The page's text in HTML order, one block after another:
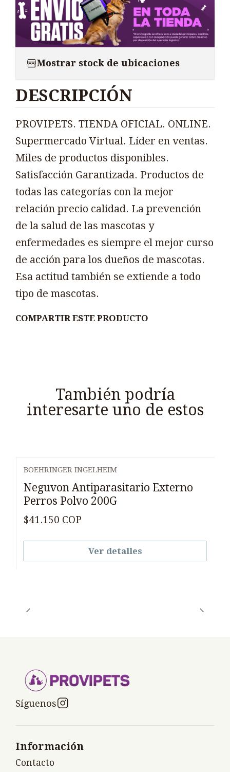
Mostrar stock de ubicaciones
DESCRIPCIÓN
PROVIPETS. TIENDA OFICIAL. ONLINE.
Supermercado Virtual. Líder en ventas.
Miles de productos disponibles.
Satisfacción Garantizada. Productos de
todas las categorías con la mejor
relación precio calidad. La prevención
de la salud de las mascotas y
enfermedades es siempre el mejor curso
de acción para los dueños de mascotas.
Esa actitud también se extiende a todo
tipo de mascotas.
COMPARTIR ESTE PRODUCTO
También podría
interesarte uno de estos
BOEHRINGER INGELHEIM
Neguvon Antiparasitario Externo
Perros Polvo 200G
$41.150 COP
Ver detalles
Síguenos
Información
Contacto